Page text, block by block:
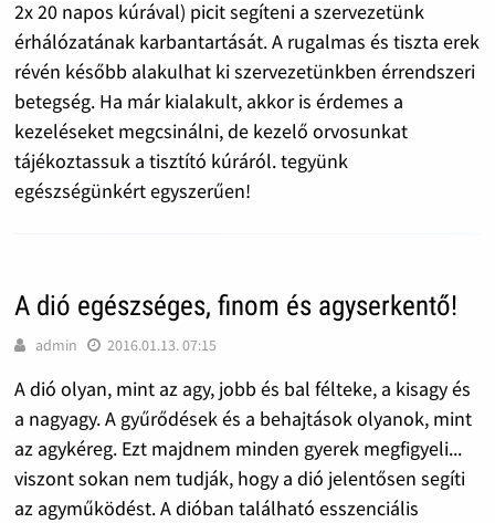
2x 20 napos kúrával) picit segíteni a szervezetünk
érhálózatának karbantartását. A rugalmas és tiszta erek
révén később alakulhat ki szervezetünkben érrendszeri
betegség. Ha már kialakult, akkor is érdemes a
kezeléseket megcsinálni, de kezelő orvosunkat
tájékoztassuk a tisztító kúráról. tegyünk
egészségünkért egyszerűen!
A dió egészséges, finom és agyserkentő!
admin 2016.01.13. 07:15
A dió olyan, mint az agy, jobb és bal félteke, a kisagy és
a nagyagy. A gyűrődések és a behajtások olyanok, mint
az agykéreg. Ezt majdnem minden gyerek megfigyeli...
viszont sokan nem tudják, hogy a dió jelentősen segíti
az agyműködést. A dióban található esszenciális